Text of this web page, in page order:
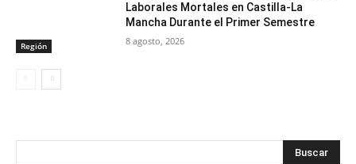
Región
Laborales Mortales en Castilla-La
Mancha Durante el Primer Semestre
8 agosto, 2026
Buscar